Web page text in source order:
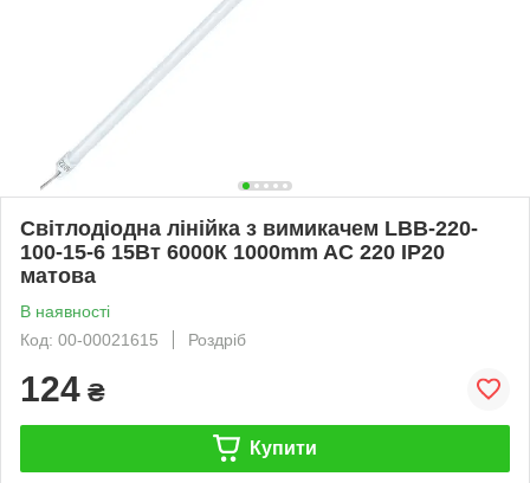
Світлодіодна лінійка з вимикачем LBB-220-
100-15-6 15Вт 6000К 1000mm AC 220 IP20
матова
В наявності
Код: 00-00021615
Роздріб
124 ₴
Купити